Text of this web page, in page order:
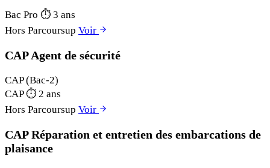
Bac Pro ⏱ 3 ans
Hors Parcoursup Voir
CAP Agent de sécurité
CAP (Bac-2)
CAP ⏱ 2 ans
Hors Parcoursup Voir
CAP Réparation et entretien des embarcations de
plaisance